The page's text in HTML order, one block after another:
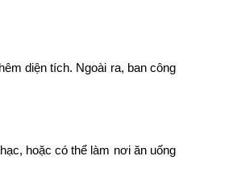
diện tích. Ngoài ra, ban công
hoặc có thể làm nơi ăn uống